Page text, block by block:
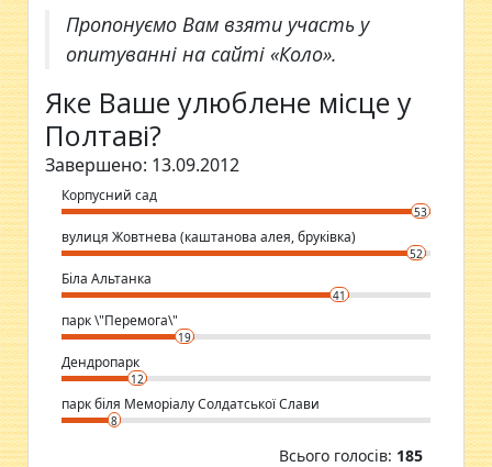
Пропонуємо Вам взяти участь у
опитуванні на сайті «Коло».
Яке Ваше улюблене місце у
Полтаві?
Завершено: 13.09.2012
Корпусний сад
53
вулиця Жовтнева (каштанова алея, бруківка)
52
Біла Альтанка
41
парк \"Перемога\"
19
Дендропарк
12
парк біля Меморіалу Солдатської Слави
8
Всього голосів: 185